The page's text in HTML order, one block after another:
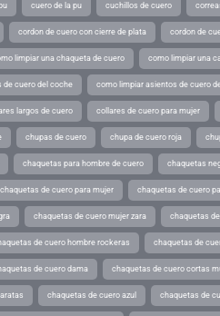
cuero de la pu cuchillos de cuero
cordon de cuero con cierre de plata cordon de
limpiar una chaqueta de cuero como limpiar una
de cuero del coche como limpiar asientos de cuero
largos de cuero collares de cuero para mujer
chupas de cuero chupa de cuero roja
chaquetas para hombre de cuero chaquetas
chaquetas de cuero para mujer chaquetas de cuero
chaquetas de cuero mujer zara chaquetas
de cuero hombre rockeras chaquetas de
de cuero dama chaquetas de cuero cortas
chaquetas de cuero azul chaquetas de